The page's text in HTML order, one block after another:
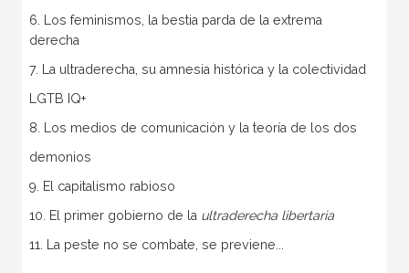
6. Los feminismos, la bestia parda de la extrema
derecha
7. La ultraderecha, su amnesia histórica y la colectividad
LGTB IQ+
8. Los medios de comunicación y la teoría de los dos
demonios
9. El capitalismo rabioso
10. El primer gobierno de la ultraderecha libertaria
11. La peste no se combate, se previene...